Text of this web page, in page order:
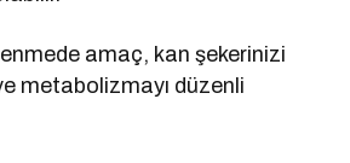
amaç, kan şekerinizi
metabolizmayı düzenli